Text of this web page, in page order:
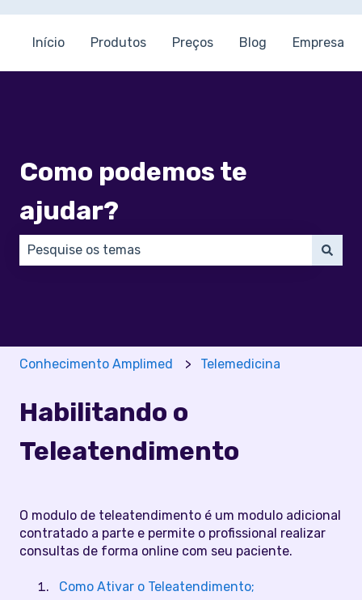
Início Produtos Preços Blog Empresa
Como podemos te
ajudar?
Conhecimento Amplimed Telemedicina
Habilitando o
Teleatendimento
O modulo de teleatendimento é um modulo adicional
contratado a parte e permite o profissional realizar
consultas de forma online com seu paciente.
Como Ativar o Teleatendimento;